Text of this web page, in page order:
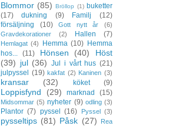
Blommor (85) Bröllop (1) buketter
(17)
dukning (9) Familj
(12)
försäljning
(10) Gott nytt år
(6)
Gravdekorationer
(2) Hallen (7)
Hemlagat (4) Hemma (10) Hemma
hos...
(11) Hönsen (40)
Höst
(39) jul (36) Jul i vårt hus (21)
julpyssel
(19) kakfat (2) Kaninen (3)
kransar (32) köket (9)
Loppisfynd (29) marknad (15)
Midsommar (5) nyheter (9) odling (3)
Plantor (7) pyssel (16) Pyssel (3)
pysseltips (81) Påsk (27)
Rea